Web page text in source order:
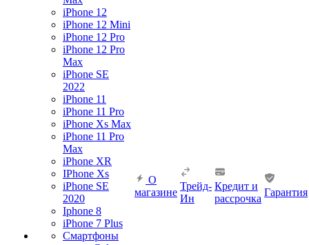
iPhone 12
iPhone 12 Mini
iPhone 12 Pro
iPhone 12 Pro
Max
iPhone SE
2022
iPhone 11
iPhone 11 Pro
iPhone Xs Max
iPhone 11 Pro
Max
iPhone XR
IPhone Xs
iPhone SE
2020
Iphone 8
iPhone 7 Plus
Смартфоны
О
магазине
Трейд-
Ин
Кредит и
рассрочка
Гарантия